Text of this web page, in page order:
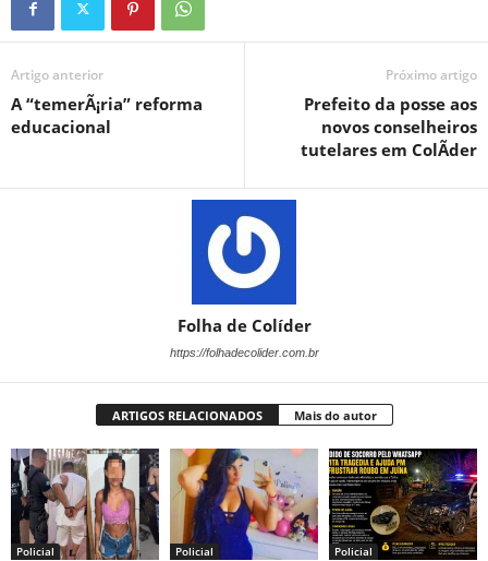
Artigo anterior
A “temerÃ¡ria” reforma
educacional
Próximo artigo
Prefeito da posse aos
novos conselheiros
tutelares em ColÃ­der
Folha de Colíder
https://folhadecolider.com.br
ARTIGOS RELACIONADOS Mais do autor
Policial Policial Policial